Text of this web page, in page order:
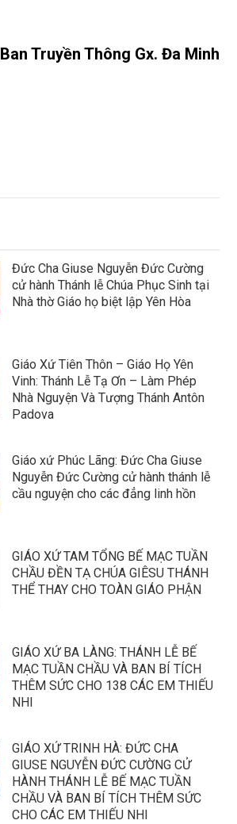
Ban Truyền Thông Gx. Đa Minh
Đức Cha Giuse Nguyễn Đức Cường
cử hành Thánh lễ Chúa Phục Sinh tại
Nhà thờ Giáo họ biệt lập Yên Hòa
Giáo Xứ Tiên Thôn – Giáo Họ Yên
Vinh: Thánh Lễ Tạ Ơn – Làm Phép
Nhà Nguyện Và Tượng Thánh Antôn
Padova
Giáo xứ Phúc Lãng: Đức Cha Giuse
Nguyễn Đức Cường cử hành thánh lễ
cầu nguyện cho các đẳng linh hồn
GIÁO XỨ TAM TỔNG BẾ MẠC TUẦN
CHẦU ĐỀN TẠ CHÚA GIÊSU THÁNH
THỂ THAY CHO TOÀN GIÁO PHẬN
GIÁO XỨ BA LÀNG: THÁNH LỄ BẾ
MẠC TUẦN CHẦU VÀ BAN BÍ TÍCH
THÊM SỨC CHO 138 CÁC EM THIẾU
NHI
GIÁO XỨ TRINH HÀ: ĐỨC CHA
GIUSE NGUYỄN ĐỨC CƯỜNG CỬ
HÀNH THÁNH LỄ BẾ MẠC TUẦN
CHẦU VÀ BAN BÍ TÍCH THÊM SỨC
CHO CÁC EM THIẾU NHI